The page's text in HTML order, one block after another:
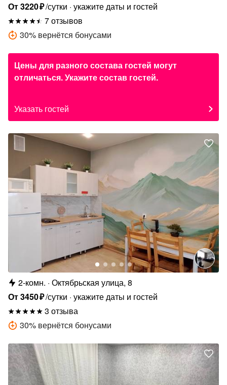
От3220₽/сутки укажите даты и гостей
7 отзывов
30% вернётся бонусами
Цены для разного состава гостей могут
отличаться. Укажите состав гостей.
Указать гостей
2-комн. Октябрьская улица, 8
От3450₽/сутки укажите даты и гостей
3 отзыва
30% вернётся бонусами